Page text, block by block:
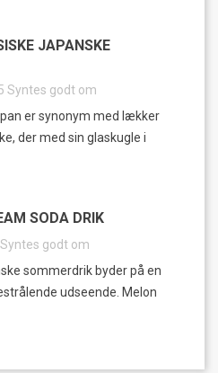
JAPANSKE
Syntes godt om
er synonym med lækker
der med sin glaskugle i
SODA DRIK
Syntes godt om
sommerdrik byder på en
udseende. Melon